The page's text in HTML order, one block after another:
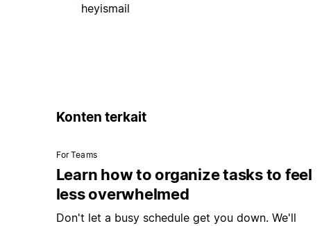
heyismail
Konten terkait
For Teams
Learn how to organize tasks to feel
less overwhelmed
Don't let a busy schedule get you down. We'll